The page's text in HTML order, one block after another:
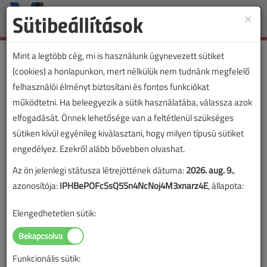
Toggle
×
Sütibeállítások
Mint a legtöbb cég, mi is használunk úgynevezett sütiket
(cookies) a honlapunkon, mert nélkülük nem tudnánk megfelelő
felhasználói élményt biztosítani és fontos funkciókat
működtetni. Ha beleegyezik a sütik használatába, válassza azok
elfogadását. Önnek lehetősége van a feltétlenül szükséges
sütiken kívül egyénileg kiválasztani, hogy milyen típusú sütiket
engedélyez. Ezekről alább bővebben olvashat.
Az ön jelenlegi státusza létrejöttének dátuma:2026. aug. 9.,
azonosítója:IPHBePOFcSsQ5Sn4NcNoj4M3xnarz4E, állapota:
Elengedhetetlen sütik:
Funkcionális sütik: